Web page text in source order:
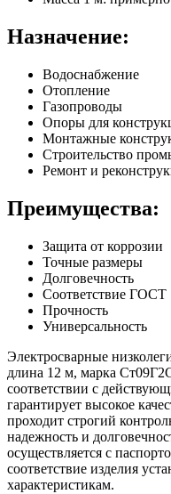
Назначение:
Водоснабжение
Отопление
Газопроводы
Опоры для
Монтажные
Строительство
Ремонт и
Преимущества:
Защита от коррозии
Точные размеры
Долговечность
Соответствие ГОСТ
Прочность
Универсальность
Электросварные
длина 12 м, марка
соответствии с
гарантирует высокое
проходит строгий
надежность и
осуществляется с
соответствие изделия
характеристикам.